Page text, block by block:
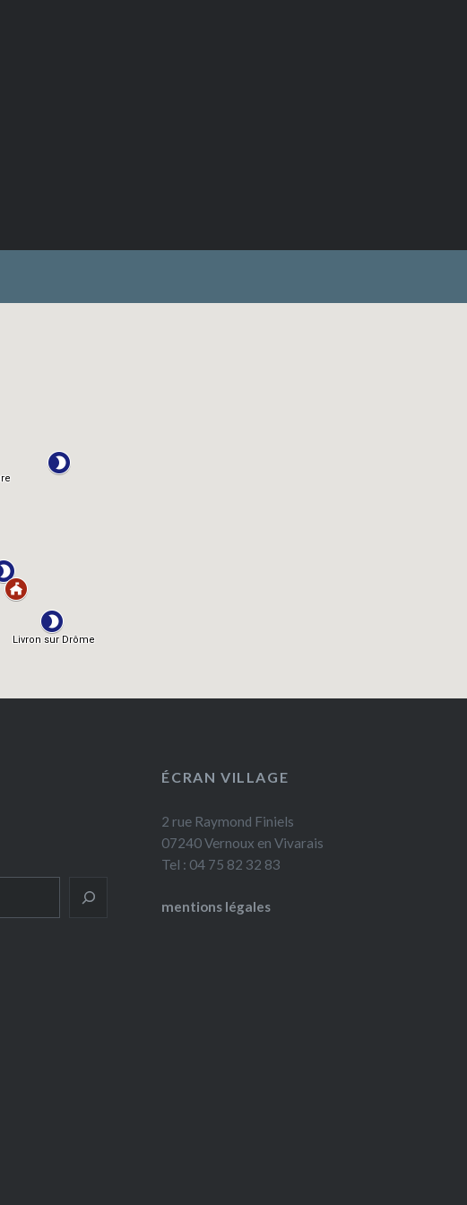
ÉCRAN VILLAGE
2 rue Raymond Finiels
07240 Vernoux en Vivarais
Tel : 04 75 82 32 83
mentions légales